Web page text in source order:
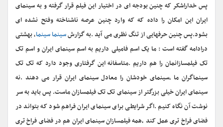
پس خداراشکر که چنین بودجه ای در اختیار این فیلم قرار گرفته و به سینمای
ایران این امکان را داده که که وارد چنین عرصه ناشناخته وفتح نشده ای
بشود.پس چنین حرفهایی از تنگ نظری می آید .به گزارشسینما سینما، بهشتی
درادامه گفته است : ما یک اسم فامیلی داریم به اسم سینمای ایران و اسم تک
تک فیلمسازانمان را هم داریم .متاسفانه این گرفتاری وجود دارد که تک تک
سینماگران ما ،سینمای خودشان را معادل سینمای ایران قرار می دهند .نه
سینمای ایران خیلی بزرگتر از سینمای تک تک فیلمسازان ماست. پس باید به سر
نوشت آن نگاه کنیم .اگر شرایطی برای سینمای ایران فراهم شود که بتواند در
فضای فراخ تری عمل کند ،همه فیلمسازان سینمای ایران هم در فضای فراخ تری